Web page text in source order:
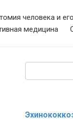
человека и
медицина